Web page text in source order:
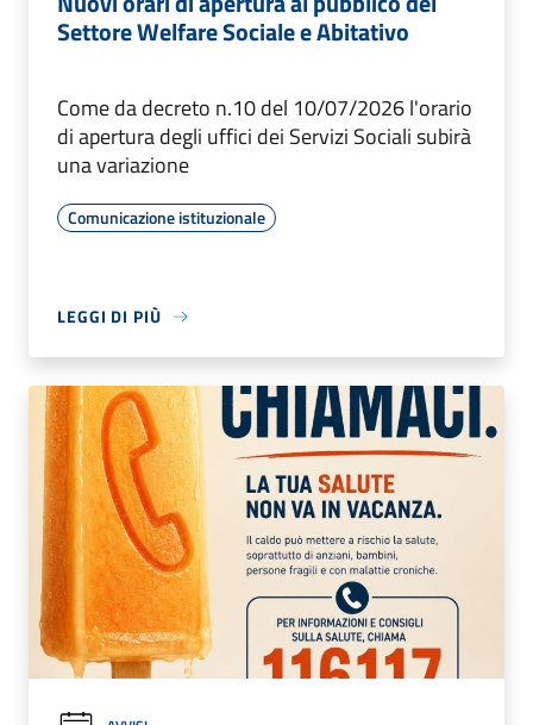
Settore Welfare Sociale e Abitativo
Come da decreto n.10 del 10/07/2026 l'orario
di apertura degli uffici dei Servizi Sociali subirà
una variazione
Comunicazione istituzionale
LEGGI DI PIÙ